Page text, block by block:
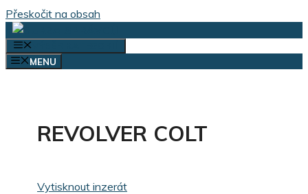
Přeskočit na obsah
MENU
REVOLVER COLT
Vytisknout inzerát